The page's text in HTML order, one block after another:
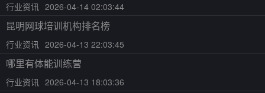
行业资讯 2026-04-14 02:03:44
昆明网球培训机构排名榜
行业资讯 2026-04-13 22:03:45
哪里有体能训练营
行业资讯 2026-04-13 18:03:36